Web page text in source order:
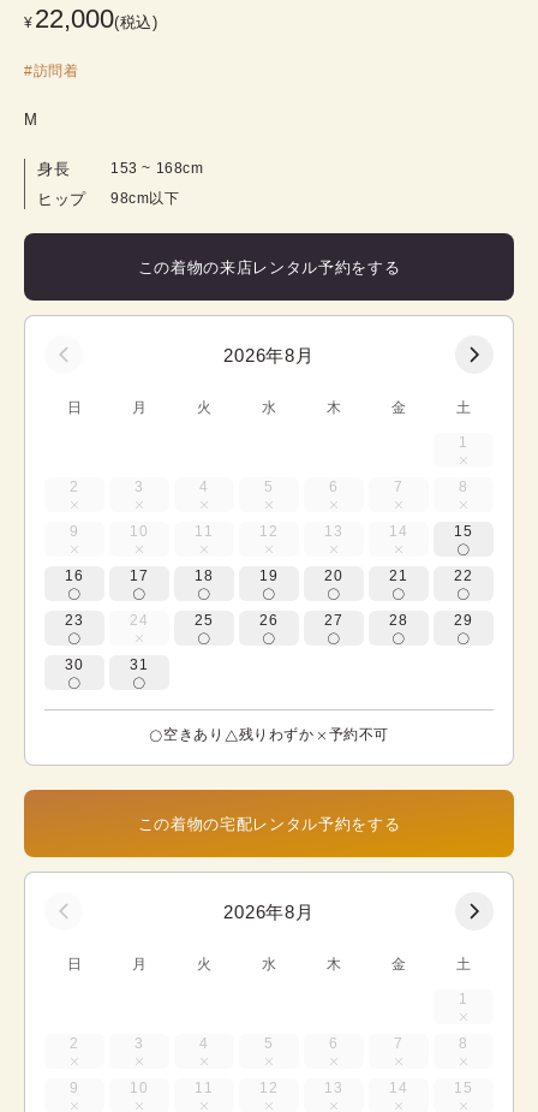
¥ 22,000(税込)
#訪問着
M
身長 153 ~ 168cm
ヒップ 98cm以下
この着物の来店レンタル予約をする
2026年8月
日 月 火 水 木 金 土
1
2 3 4 5 6 7 8
9 10 11 12 13 14 15
16 17 18 19 20 21 22
23 24 25 26 27 28 29
30 31
空きあり 残りわずか 予約不可
この着物の宅配レンタル予約をする
2026年8月
日 月 火 水 木 金 土
1
2 3 4 5 6 7 8
9 10 11 12 13 14 15